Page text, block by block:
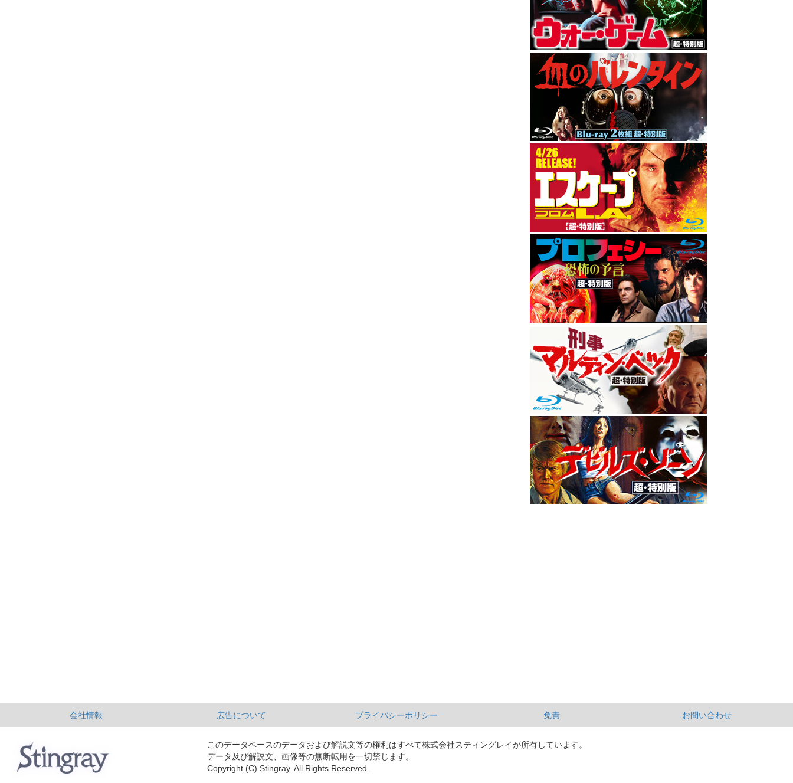
会社情報 広告について プライバシーポリシー 免責 お問い合わせ
このデータベースのデータおよび解説文等の権利はすべて株式会社スティングレイが所有しています。
データ及び解説文、画像等の無断転用を一切禁じます。
Copyright (C) Stingray. All Rights Reserved.